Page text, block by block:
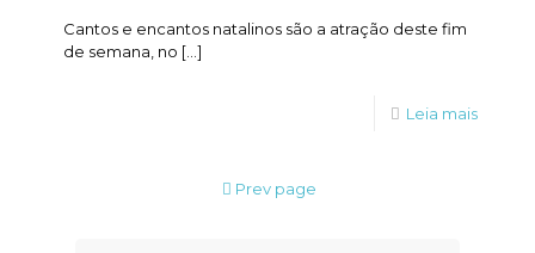
Cantos e encantos natalinos são a atração deste fim
de semana, no […]
Leia mais
Prev page